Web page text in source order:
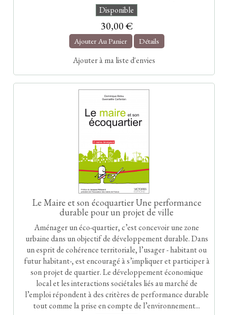
Disponible
30,00 €
Ajouter Au Panier Détails
Ajouter à ma liste d'envies
Le Maire et son écoquartier Une performance
durable pour un projet de ville
Aménager un éco-quartier, c’est concevoir une zone
urbaine dans un objectif de développement durable. Dans
un esprit de cohérence territoriale, l’usager - habitant ou
futur habitant-, est encouragé à s’impliquer et participer à
son projet de quartier. Le développement économique
local et les interactions sociétales liés au marché de
l’emploi répondent à des critères de performance durable
tout comme la prise en compte de l’environnement...